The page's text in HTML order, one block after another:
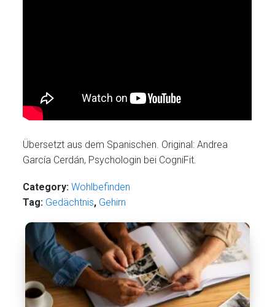
Übersetzt aus dem Spanischen. Original: Andrea
García Cerdán, Psychologin bei CogniFit.
Category: Wohlbefinden
Tag: Gedächtnis, Gehirn